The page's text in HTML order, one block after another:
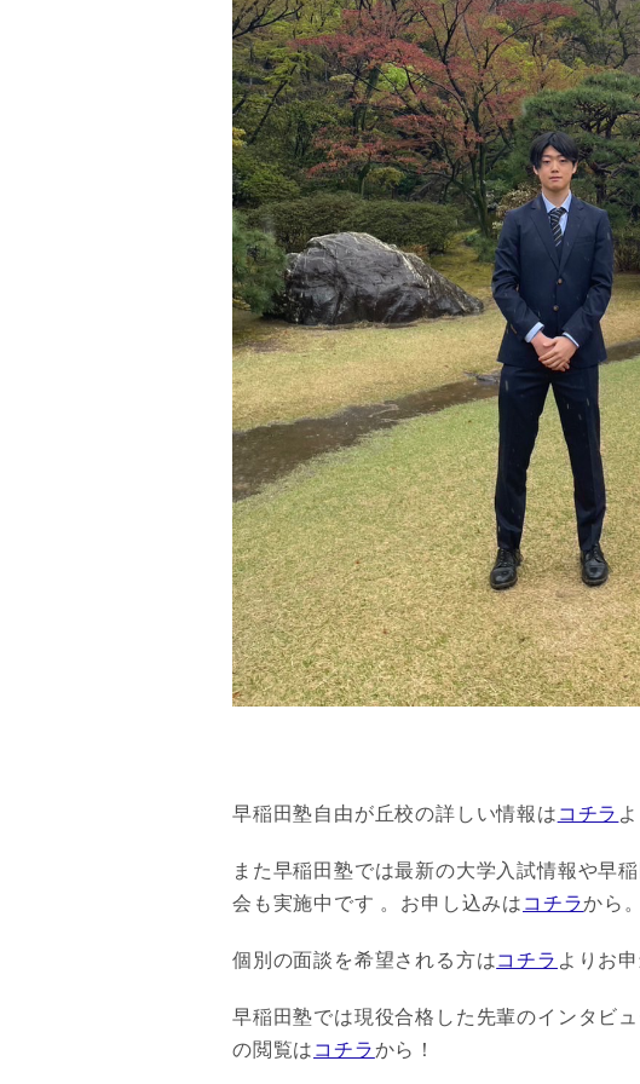
早稲田塾自由が丘校の詳しい情報は コチラ
また早稲田塾では最新の大学入試情報や早
会も実施中です 。お申し込みは コチラから。
個別の面談を希望される方はコチラ よりお
早稲田塾では現役合格した先輩のインタビ
の閲覧は コチラから！